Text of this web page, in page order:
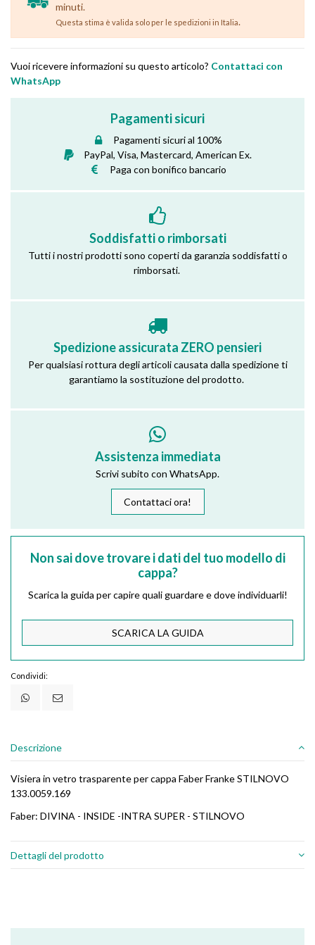
minuti.
Questa stima è valida solo per le spedizioni in Italia.
Vuoi ricevere informazioni su questo articolo? Contattaci con
WhatsApp
Pagamenti sicuri
Pagamenti sicuri al 100%
PayPal, Visa, Mastercard, American Ex.
Paga con bonifico bancario
Soddisfatti o rimborsati
Tutti i nostri prodotti sono coperti da garanzia soddisfatti o
rimborsati.
Spedizione assicurata ZERO pensieri
Per qualsiasi rottura degli articoli causata dalla spedizione ti
garantiamo la sostituzione del prodotto.
Assistenza immediata
Scrivi subito con WhatsApp.
Contattaci ora!
Non sai dove trovare i dati del tuo modello di
cappa?
Scarica la guida per capire quali guardare e dove individuarli!
SCARICA LA GUIDA
Condividi:
Descrizione
Visiera in vetro trasparente per cappa Faber Franke STILNOVO
133.0059.169
Faber: DIVINA - INSIDE -INTRA SUPER - STILNOVO
Dettagli del prodotto